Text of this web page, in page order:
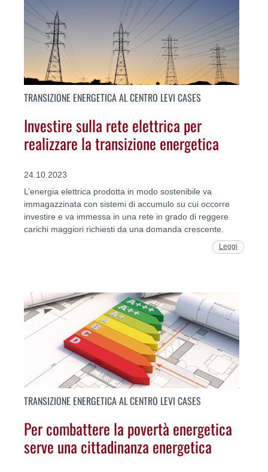
TRANSIZIONE ENERGETICA AL CENTRO LEVI CASES
Investire sulla rete elettrica per
realizzare la transizione energetica
24.10.2023
L’energia elettrica prodotta in modo sostenibile va
immagazzinata con sistemi di accumulo su cui occorre
investire e va immessa in una rete in grado di reggere
carichi maggiori richiesti da una domanda crescente.
Leggi
TRANSIZIONE ENERGETICA AL CENTRO LEVI CASES
Per combattere la povertà energetica
serve una cittadinanza energetica